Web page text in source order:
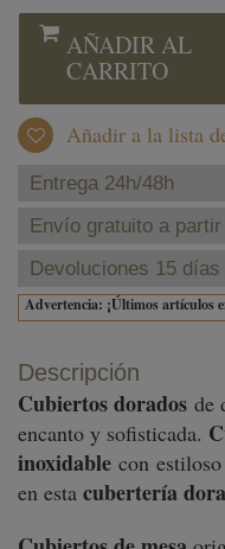
AÑADIR AL
CARRITO
Añadir a la lista
Entrega 24h/48h
Envío gratuito a
Devoluciones 15 días
Advertencia: ¡Últimos artículos
Descripción
Cubiertos dorados de
encanto y sofisticada.
inoxidable con
en esta cubertería